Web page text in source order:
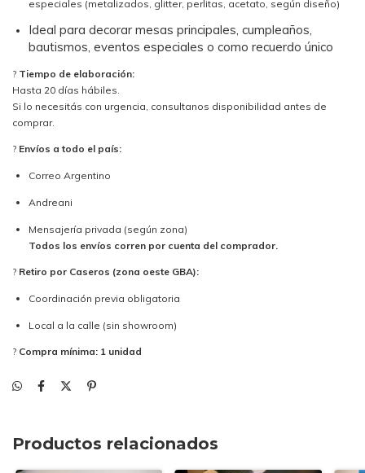
especiales (metalizados, glitter, perlitas, acetato, según diseño)
Ideal para decorar mesas principales, cumpleaños,
bautismos, eventos especiales o como recuerdo único
? Tiempo de elaboración:
Hasta 20 días hábiles.
Si lo necesitás con urgencia, consultanos disponibilidad antes de
comprar.
? Envíos a todo el país:
Correo Argentino
Andreani
Mensajería privada (según zona)
Todos los envíos corren por cuenta del comprador.
? Retiro por Caseros (zona oeste GBA):
Coordinación previa obligatoria
Local a la calle (sin showroom)
? Compra mínima: 1 unidad
Productos relacionados